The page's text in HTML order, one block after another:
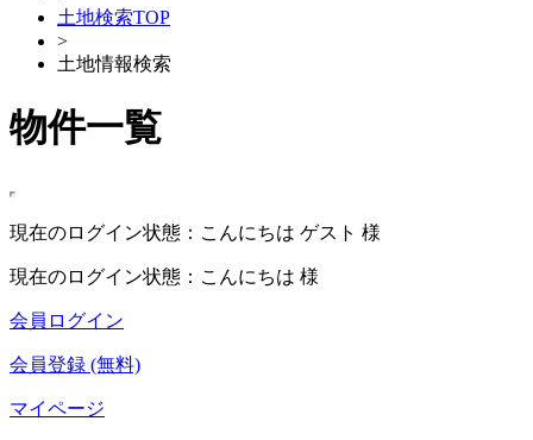
土地検索TOP
>
土地情報検索
物件一覧
現在のログイン状態：こんにちは ゲスト 様
現在のログイン状態：こんにちは 様
会員ログイン
会員登録 (無料)
マイページ